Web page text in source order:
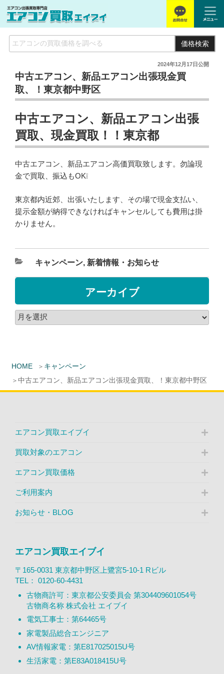
価格検索
HOME
キャンペーン
中古エアコン、新品エアコン出張現金買取、！東京都中野区
2024年12月17日公開
中古エアコン、新品エアコン出張現金買
取、！東京都中野区
中古エアコン、新品エアコン出張
買取、現金買取！！東京都
中古エアコン、新品エアコン高価買取致します。勿論現
金で買取、振込もOK❕
東京都内近郊、出張いたします、その場で現金支払い、
提示金額が納得できなければキャンセルしても費用は掛
かりません。
キャンペーン, 新着情報・お知らせ
アーカイブ
エアコン買取エイブイ
買取対象のエアコン
エアコン買取価格
ご利用案内
お知らせ・BLOG
エアコン買取エイブイ
〒165-0031 東京都中野区上鷺宮5-10-1 Rビル
TEL： 0120-60-4431
古物商許可：東京都公安委員会 第304409601054号
古物商名称 株式会社 エイブイ
電気工事士：第64465号
家電製品総合エンジニア
AV情報家電：第E817025015U号
生活家電：第E83A018415U号